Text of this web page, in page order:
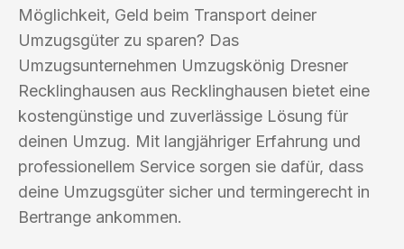
Möglichkeit, Geld beim Transport deiner
Umzugsgüter zu sparen? Das
Umzugsunternehmen Umzugskönig Dresner
Recklinghausen aus Recklinghausen bietet eine
kostengünstige und zuverlässige Lösung für
deinen Umzug. Mit langjähriger Erfahrung und
professionellem Service sorgen sie dafür, dass
deine Umzugsgüter sicher und termingerecht in
Bertrange ankommen.